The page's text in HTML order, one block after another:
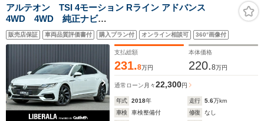
アルテオン TSI 4モーション Rライン アドバンス
4WD 4WD 純正ナビ
(FM/AM/BT/SD/CD/DVD/USB/USB/AUX) バックカメラ
(バック/サイド/フロント/サイド/全方位 ETC2.0 オート
ブレーキホールド 電子パーキング クルーズコントロ
ール ブラインドスポット
販売店保証 車両品質評価書付 購入プラン付 オンライン相談可 360°画像付
支払総額
231.8万円
本体価格
220.8万円
通常ローン 月々22,300円
年式 2018年 走行 5.6万km
車検
車検整備付 修復
なし